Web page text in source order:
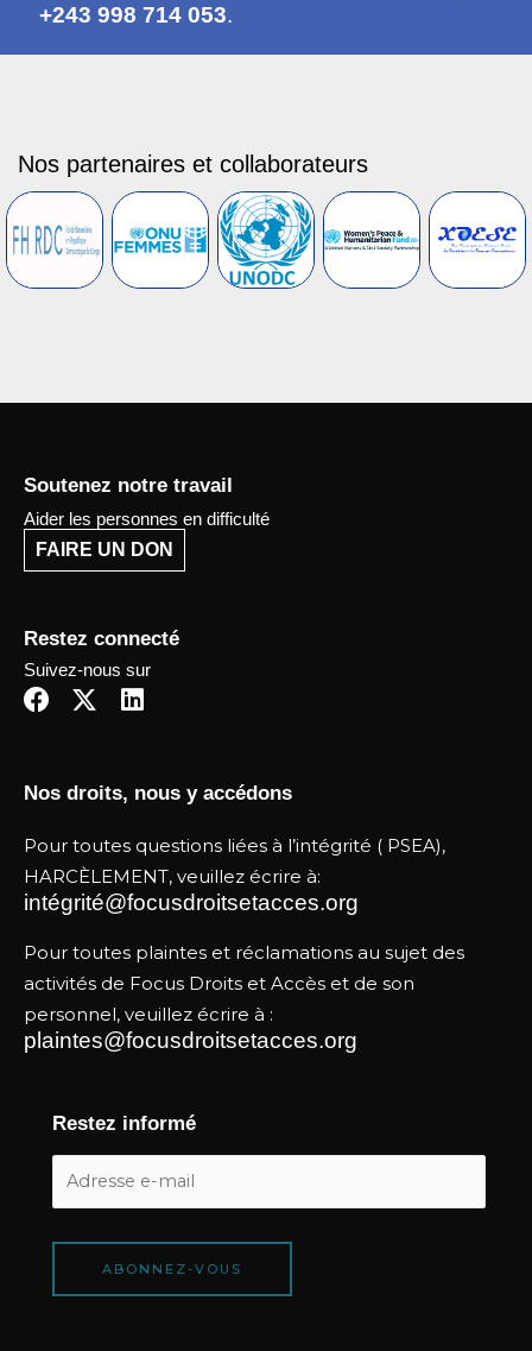
+243 998 714 053.
Nos partenaires et collaborateurs
Soutenez notre travail
Aider les personnes en difficulté
FAIRE UN DON
Restez connecté
Suivez-nous sur
F
e
o
o
k
X
w
t
t
e
L
k
d
i
n
Nos droits, nous y accédons
Pour toutes questions liées à l’intégrité ( PSEA),
HARCÈLEMENT, veuillez écrire à:
intégrité@focusdroitsetacces.org
Pour toutes plaintes et réclamations au sujet des
activités de Focus Droits et Accès et de son
personnel, veuillez écrire à :
plaintes@focusdroitsetacces.org
Restez informé
Adresse
e-
ABONNEZ-VOUS